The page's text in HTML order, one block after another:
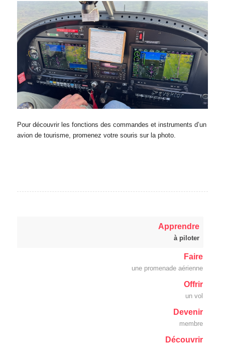
Pour découvrir les fonctions des commandes et instruments d’un
avion de tourisme, promenez votre souris sur la photo.
Apprendre
à piloter
Faire
une promenade aérienne
Offrir
un vol
Devenir
membre
Découvrir